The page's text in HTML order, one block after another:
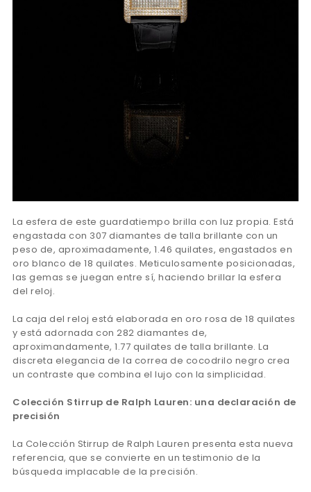
La esfera de este guardatiempo brilla con luz propia. Está
engastada con 307 diamantes de talla brillante con un
peso de, aproximadamente, 1.46 quilates, engastados en
oro blanco de 18 quilates. Meticulosamente posicionadas,
las gemas se juegan entre sí, haciendo brillar la esfera
del reloj.
La caja del reloj está elaborada en oro rosa de 18 quilates
y está adornada con 282 diamantes de,
aproximandamente, 1.77 quilates de talla brillante. La
discreta elegancia de la correa de cocodrilo negro crea
un contraste que combina el lujo con la simplicidad.
Colección Stirrup de Ralph Lauren: una declaración de
precisión
La Colección Stirrup de Ralph Lauren presenta esta nueva
referencia, que se convierte en un testimonio de la
búsqueda implacable de la precisión.